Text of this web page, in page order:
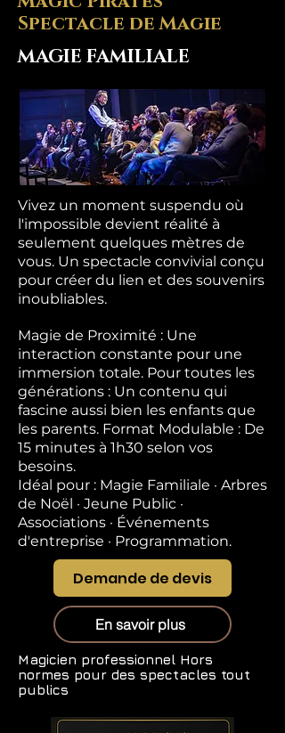
Spectacle de Magie
MAGIE FAMILIALE
Vivez un moment suspendu où
l'impossible devient réalité à
seulement quelques mètres de
vous. Un spectacle convivial conçu
pour créer du lien et des souvenirs
inoubliables.
Magie de Proximité : Une
interaction constante pour une
immersion totale. Pour toutes les
générations : Un contenu qui
fascine aussi bien les enfants que
les parents. Format Modulable : De
15 minutes à 1h30 selon vos
besoins.
Idéal pour : Magie Familiale · Arbres
de Noël · Jeune Public ·
Associations · Événements
d'entreprise · Programmation.
Demande de devis
En savoir plus
Magicien professionnel Hors
normes pour des spectacles tout
publics